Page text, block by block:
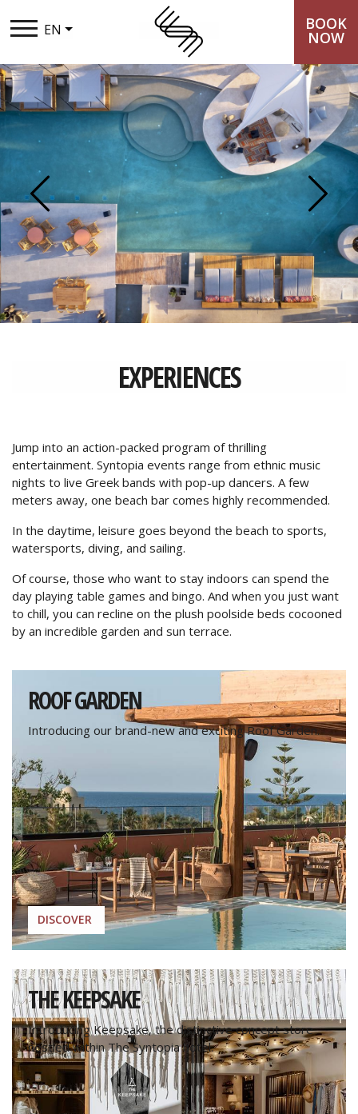
EN BOOK
NOW
THE SYNTOPIA
STAY
TASTE
EXPERIENCES
LOYALTY CLUB
PACKAGES
GALLERY
CONTACT
CAREERS
Previous Next
EXPERIENCES
Jump into an action-packed program of thrilling
entertainment. Syntopia events range from ethnic music
nights to live Greek bands with pop-up dancers. A few
meters away, one beach bar comes highly recommended.
In the daytime, leisure goes beyond the beach to sports,
watersports, diving, and sailing.
Of course, those who want to stay indoors can spend the
day playing table games and bingo. And when you just want
to chill, you can recline on the plush poolside beds cocooned
by an incredible garden and sun terrace.
ROOF GARDEN
Introducing our brand-new and exciting Roof Garden.
DISCOVER
THE KEEPSAKE
Introducing Keepsake, the distinctive concept store
nestled within The Syntopia hotel.